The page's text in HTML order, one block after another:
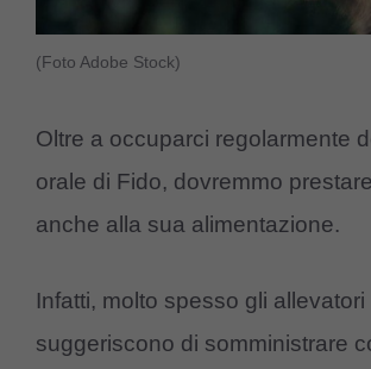
(Foto Adobe Stock)
Oltre a occuparci regolarmente
orale di Fido, dovremmo
anche alla sua alimentazione.
Infatti, molto spesso gli allevatori
suggeriscono di somministrare